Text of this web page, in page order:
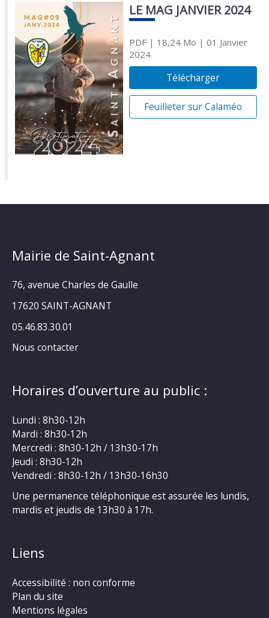
LE MAG JANVIER 2024
PDF| 18,24 Mo | 01 Janvier
2024
Télécharger
Feuilleter sur Calaméo
Mairie de Saint-Agnant
76, avenue Charles de Gaulle
17620 SAINT-AGNANT
05.46.83.30.01
Nous contacter
Horaires d’ouverture au public :
Lundi : 8h30-12h
Mardi : 8h30-12h
Mercredi : 8h30-12h / 13h30-17h
Jeudi : 8h30-12h
Vendredi : 8h30-12h / 13h30-16h30
Une permanence téléphonique est assurée les lundis,
mardis et jeudis de 13h30 à 17h.
Liens
Accessibilité : non conforme
Plan du site
Mentions légales